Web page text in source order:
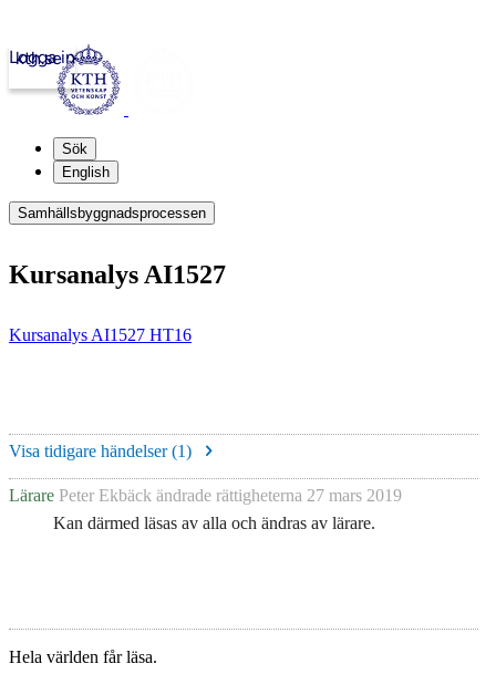
kth.se
Logga in
Sök
English
Samhällsbyggnadsprocessen
Kursanalys AI1527
Kursanalys AI1527 HT16
Visa tidigare händelser (1)
Lärare Peter Ekbäck ändrade rättigheterna 27 mars 2019
Kan därmed läsas av alla och ändras av lärare.
Hela världen får läsa.